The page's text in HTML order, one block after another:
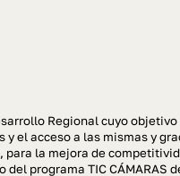
Regional cuyo
el acceso a las mismas y
la mejora de
programa TIC CÁMARAS